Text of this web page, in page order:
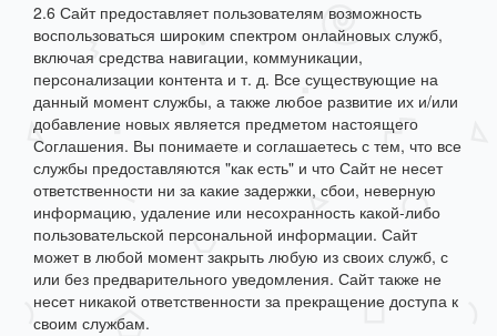
2.6 Сайт предоставляет пользователям возможность
воспользоваться широким спектром онлайновых служб,
включая средства навигации, коммуникации,
персонализации контента и т. д. Все существующие на
данный момент службы, а также любое развитие их и/или
добавление новых является предметом настоящего
Соглашения. Вы понимаете и соглашаетесь с тем, что все
службы предоставляются "как есть" и что Сайт не несет
ответственности ни за какие задержки, сбои, неверную
информацию, удаление или несохранность какой-либо
пользовательской персональной информации. Сайт
может в любой момент закрыть любую из своих служб, с
или без предварительного уведомления. Сайт также не
несет никакой ответственности за прекращение доступа к
своим службам.